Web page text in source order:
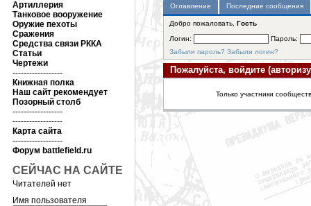
Артиллерия
Танковое вооружение
Оружие пехоты
Сражения
Средства связи РККА
Статьи
Чертежи
------------------
Книжная полка
Наш сайт рекомендует
Позорный столб
------------------
------------------
Карта сайта
------------------
Форум battlefield.ru
СЕЙЧАС НА САЙТЕ
Читателей нет
Имя пользователя
Оглавление Последние сообщения
Добро пожаловать, Гость
Логин:
Пароль:
Забыли пароль? Забыли логин?
Пожалуйста, войдите
Только участники